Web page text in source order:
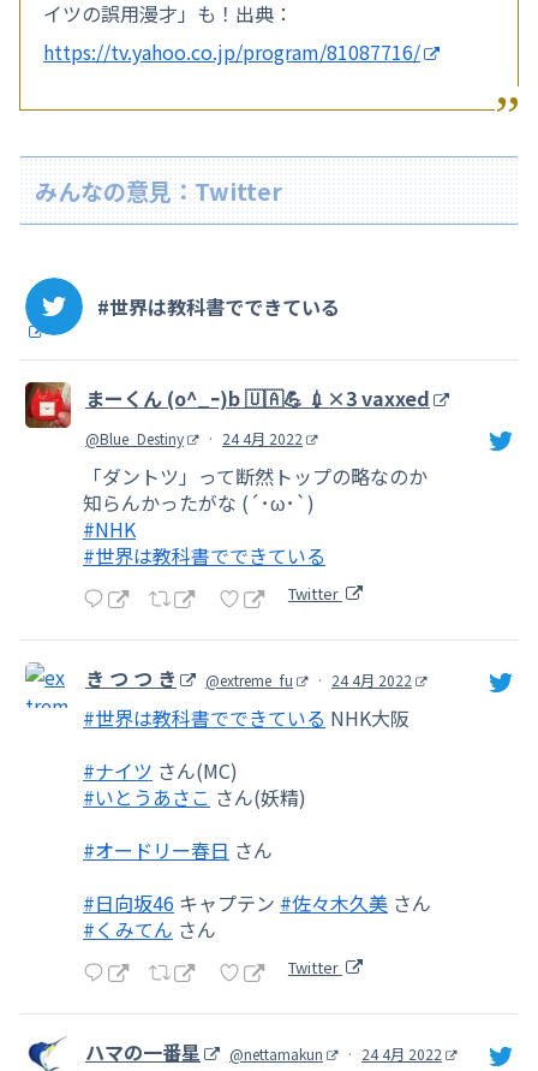
イツの誤用漫才」も！出典：
https://tv.yahoo.co.jp/program/81087716/
みんなの意見：Twitter
#世界は教科書でできている
まーくん (o^_ｰ)b 🇺🇦💪 💉×3 vaxxed
@Blue_Destiny · 24 4月 2022
「ダントツ」って断然トップの略なのか
知らんかったがな (´･ω･`)
#NHK
#世界は教科書でできている
Twitter
き つ つ き @extreme_fu · 24 4月 2022
#世界は教科書でできている NHK大阪
#ナイツ さん(MC)
#いとうあさこ さん(妖精)
#オードリー春日 さん
#日向坂46 キャプテン #佐々木久美 さん
#くみてん さん
Twitter
ハマの一番星 @nettamakun · 24 4月 2022